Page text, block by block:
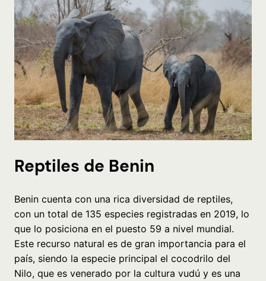
Reptiles de Benin
Benin cuenta con una rica diversidad de reptiles,
con un total de 135 especies registradas en 2019, lo
que lo posiciona en el puesto 59 a nivel mundial.
Este recurso natural es de gran importancia para el
país, siendo la especie principal el cocodrilo del
Nilo, que es venerado por la cultura vudú y es una